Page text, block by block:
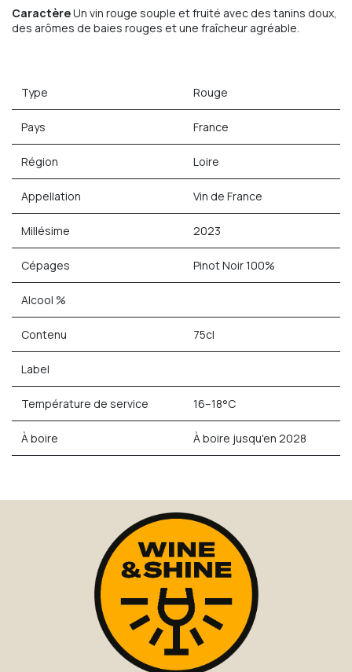
CaractèreUn vin rouge souple et fruité avec des tanins doux,
des arômes de baies rouges et une fraîcheur agréable.
Type Rouge
Pays France
Région Loire
Appellation Vin de France
Millésime 2023
Cépages Pinot Noir 100%
Alcool %
Contenu 75cl
Label
Température de service 16–18°C
À boire À boire jusqu'en 2028